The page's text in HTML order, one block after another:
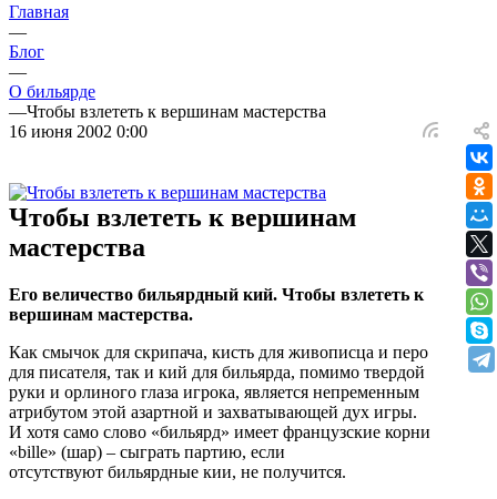
Главная
—
Блог
—
О бильярде
—Чтобы взлететь к вершинам мастерства
16 июня 2002 0:00
Чтобы взлететь к вершинам
мастерства
Его величество бильярдный кий. Чтобы взлететь к
вершинам мастерства.
Как смычок для скрипача, кисть для живописца и перо
для писателя, так и кий для бильярда, помимо твердой
руки и орлиного глаза игрока, является непременным
атрибутом этой азартной и захватывающей дух игры.
И хотя само слово «бильярд» имеет французские корни
«bille» (шар) – сыграть партию, если
отсутствуют бильярдные кии, не получится.